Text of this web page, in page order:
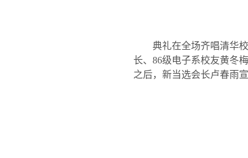
典礼在全场齐唱清华
长、 86级电子系校友黄冬
之后，新当选会长卢春雨